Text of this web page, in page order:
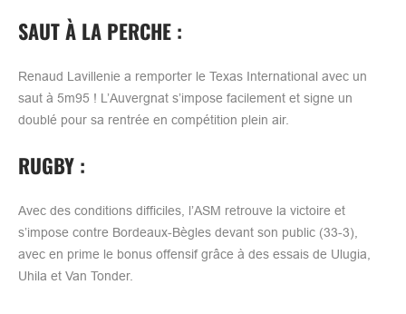
SAUT À LA PERCHE :
Renaud Lavillenie a remporter le Texas International avec un
saut à 5m95 ! L’Auvergnat s’impose facilement et signe un
doublé pour sa rentrée en compétition plein air.
RUGBY :
Avec des conditions difficiles, l’ASM retrouve la victoire et
s’impose contre Bordeaux-Bègles devant son public (33-3),
avec en prime le bonus offensif grâce à des essais de Ulugia,
Uhila et Van Tonder.